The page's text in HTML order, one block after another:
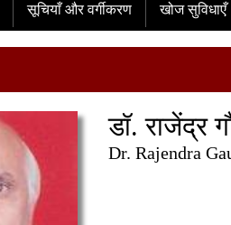
सूचियाँ और वर्गीकरण खोज सुविधाएँ
डॉ. राजेंद्र
Dr. Rajendra